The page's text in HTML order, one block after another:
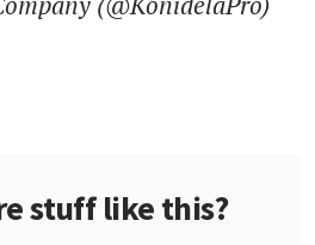
stuff like this?